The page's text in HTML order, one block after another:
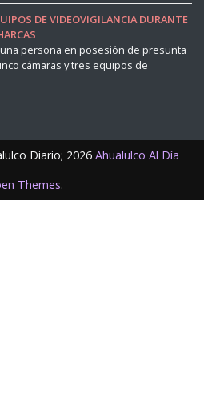
DE VIDEOVIGILANCIA DURANTE
una persona en posesión de presunta
cámaras y tres equipos de
Diario; 2026 Ahualulco Al Día
Themes.